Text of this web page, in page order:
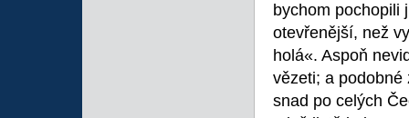
bychom pochopili
otevřenější, než
holá«. Aspoň
vězeti; a
snad po celých